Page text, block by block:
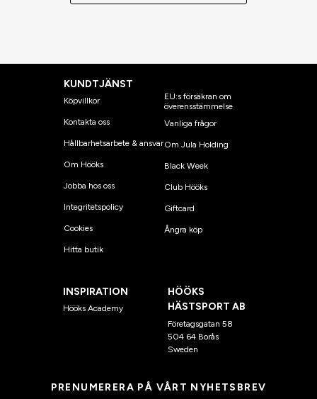
KUNDTJÄNST
Köpvillkor
Kontakta oss
Hållbarhetsarbete & ansvar
Om Hööks
Jobba hos oss
Integritetspolicy
Cookies
Hitta butik
EU:s försäkran om
överensstämmelse
Vanliga frågor
Om Jula Holding
Black Week
Club Hööks
Giftcard
Ångra köp
INSPIRATION
Hööks Academy
HÖÖKS
HÄSTSPORT AB
Företagsgatan 58
504 64 Borås
Sweden
PRENUMERERA PÅ VÅRT NYHETSBREV